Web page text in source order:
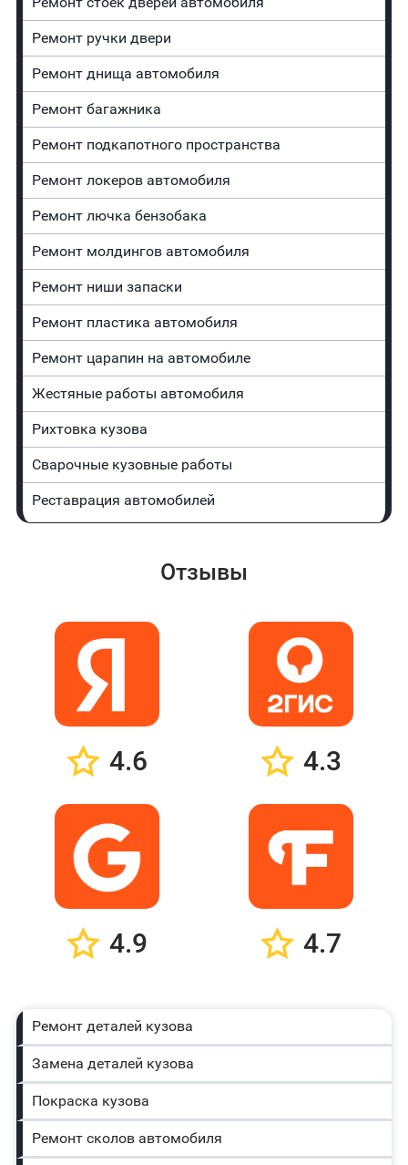
Ремонт ручки двери
Ремонт днища автомобиля
Ремонт багажника
Ремонт подкапотного пространства
Ремонт лoĸepoв автомобиля
Ремонт лючка бензобака
Ремонт молдингов автомобиля
Ремонт ниши запаски
Ремонт пластика автомобиля
Ремонт царапин на автомобиле
Жестяные работы автомобиля
Рихтовка кузова
Сварочные кузовные работы
Реставрация автомобилей
Отзывы
4.6 4.3
4.9 4.7
Ремонт деталей кузова
Замена деталей кузова
Покраска кузова
Ремонт сколов автомобиля